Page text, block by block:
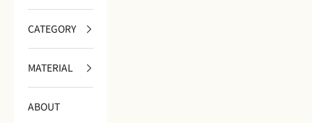
CATEGORY
MATERIAL
ABOUT